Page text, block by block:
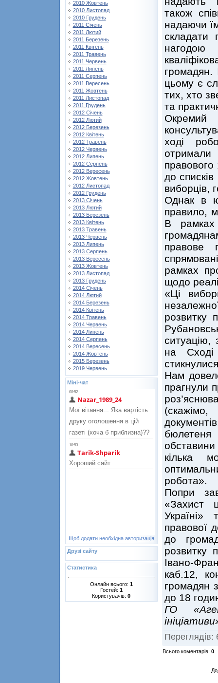
2010 Жовтень
2010 Листопад
2010 Грудень
2011 Січень
2011 Лютий
2011 Березень
2011 Квітень
2011 Травень
2011 Червень
2011 Липень
2011 Серпень
2011 Вересень
2011 Жовтень
2011 Листопад
2011 Грудень
2012 Січень
2012 Лютий
2012 Березень
2012 Квітень
2012 Травень
2012 Червень
2012 Липень
2012 Серпень
2012 Вересень
2012 Жовтень
2012 Листопад
2012 Грудень
2013 Січень
2013 Лютий
2013 Березень
2013 Квітень
2013 Травень
2013 Червень
2013 Липень
2013 Серпень
2013 Вересень
2013 Жовтень
2013 Листопад
2013 Грудень
2014 Січень
2014 Лютий
2014 Березень
2014 Квітень
2014 Травень
2014 Червень
2014 Липень
2014 Серпень
2014 Вересень
2014 Жовтень
2015 Березень
2019 Червень
Міні-чат
Щоб додати необхідна авторизація
Друзі сайту
Статистика
Онлайн всього: 1
Гостей: 1
Користувачів: 0
також
надаючи
складати
громадян.
цьому є
тих, хто
та
ході
до
виборців,
Однак в
правило,
В рамках
правове
рамках
щодо
«Ці
розвитку
ситуацію,
на Сході
Нам
прагнули
обставини
кілька
робота».
Попри
«Захист
Україні»
правової
до
розвитку
Івано-
каб.12,
громадян
до 18
ГО
Переглядів:
Всього коментарів: 0